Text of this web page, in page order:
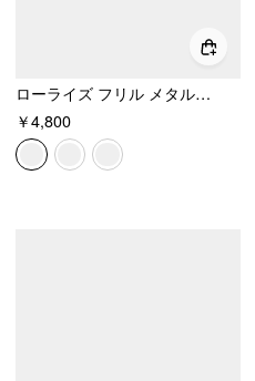
ローライズ フリル メタルディテール レイヤード ミニスカート
￥4,800